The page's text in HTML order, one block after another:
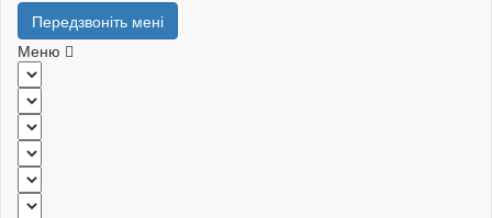
Передзвоніть мені
Меню